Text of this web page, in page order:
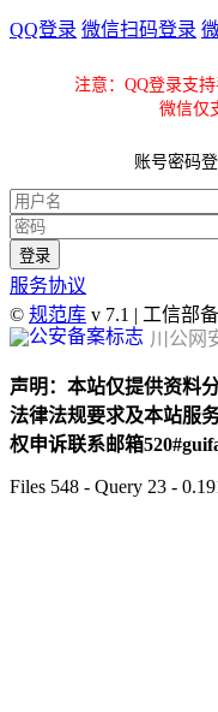
QQ登录 微信扫码登录
注意：QQ登录支
微信仅
账号密码
服务协议
© 规范库 v 7.1 | 工信部备
川公网
声明：本站仅提供资料
法律法规要求及本站服
权申诉联系邮箱
Files 548 - Query 23 -